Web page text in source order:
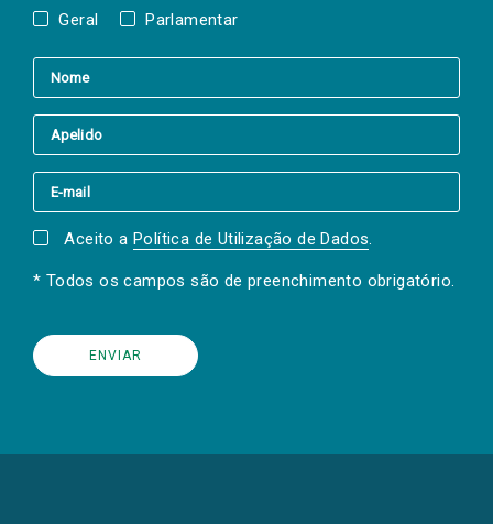
Geral Parlamentar
Aceito a Política de Utilização de Dados.
* Todos os campos são de preenchimento obrigatório.